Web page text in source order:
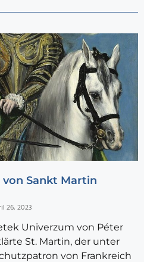
Sankt Martin
26, 2023
Univerzum von Péter
St. Martin, der unter
von Frankreich